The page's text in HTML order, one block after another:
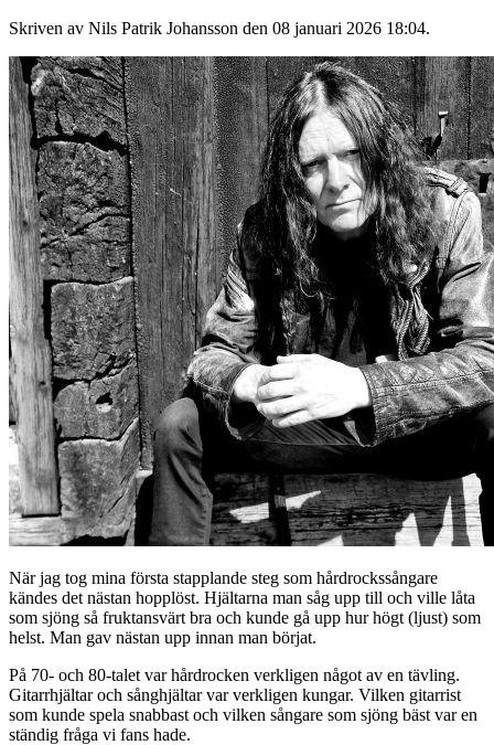
Skriven av Nils Patrik Johansson den 08 januari 2026 18:04.
När jag tog mina första stapplande steg som hårdrockssångare
kändes det nästan hopplöst. Hjältarna man såg upp till och ville låta
som sjöng så fruktansvärt bra och kunde gå upp hur högt (ljust) som
helst. Man gav nästan upp innan man börjat.
På 70- och 80-talet var hårdrocken verkligen något av en tävling.
Gitarrhjältar och sånghjältar var verkligen kungar. Vilken gitarrist
som kunde spela snabbast och vilken sångare som sjöng bäst var en
ständig fråga vi fans hade.